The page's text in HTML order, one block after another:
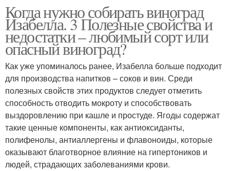
Когда нужно собирать виноград
Изабелла. 3 Полезные свойства и
недостатки – любимый сорт или
опасный виноград?
Как уже упоминалось ранее, Изабелла больше подходит
для производства напитков – соков и вин. Среди
полезных свойств этих продуктов следует отметить
способность отводить мокроту и способствовать
выздоровлению при кашле и простуде. Ягоды содержат
такие ценные компоненты, как антиоксиданты,
полифенолы, антиаллергены и флавоноиды, которые
оказывают благотворное влияние на гипертоников и
людей, страдающих заболеваниями крови.